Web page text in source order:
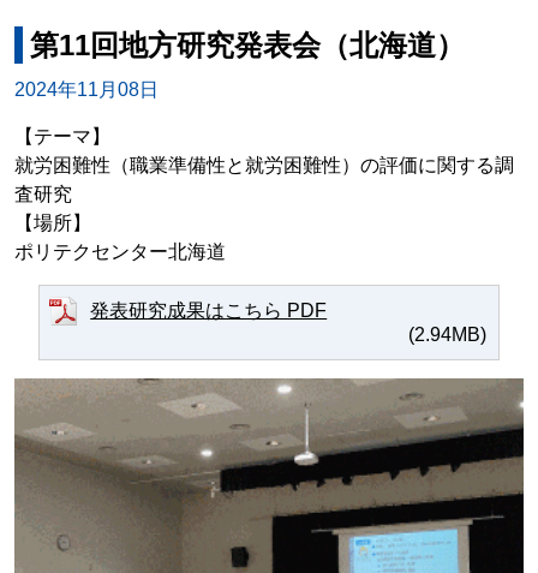
第11回地方研究発表会（北海道）
2024年11月08日
【テーマ】
就労困難性（職業準備性と就労困難性）の評価に関する調
査研究
【場所】
ポリテクセンター北海道
発表研究成果はこちら PDF
(2.94MB)